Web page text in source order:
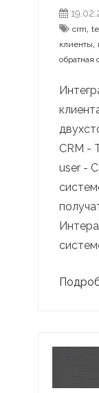
crm,
клиенты,
обратная
CRM -
user -